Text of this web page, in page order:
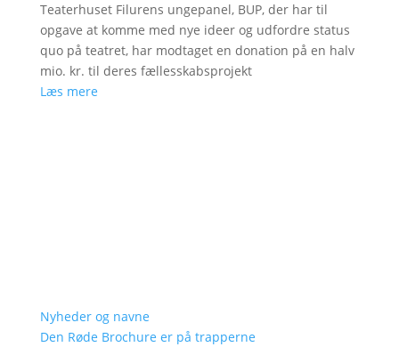
Teaterhuset Filurens ungepanel, BUP, der har til
opgave at komme med nye ideer og udfordre status
quo på teatret, har modtaget en donation på en halv
mio. kr. til deres fællesskabsprojekt
Læs mere
Nyheder og navne
Den Røde Brochure er på trapperne